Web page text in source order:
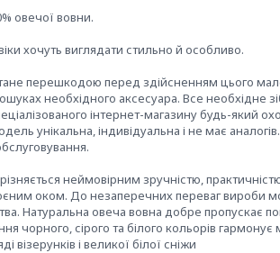
овечої вовни.
хочуть виглядати стильно й особливо.
перешкодою перед здійсненням цього
необхідного аксесуара. Все необхідне
інтернет-магазину будь-який
унікальна, індивідуальна і не має
неймовірним зручністю,
оком. До незаперечних переваг вироби
Натуральна овеча вовна добре пропускає
чорного, сірого та білого кольорів
і великої білої сніжи